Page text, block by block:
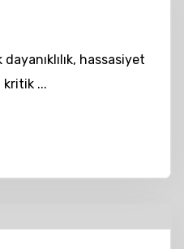
hassasiyet
...